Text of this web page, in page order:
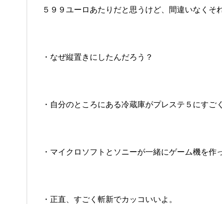
５９９ユーロあたりだと思うけど、間違いなくそ
・なぜ縦置きにしたんだろう？
・自分のところにある冷蔵庫がプレステ５にす
・マイクロソフトとソニーが一緒にゲーム機を作
・正直、すごく斬新でカッコいいよ。